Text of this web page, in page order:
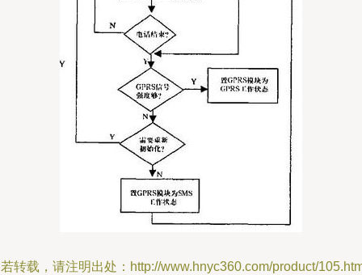
转载，请注明出处：http://www.hnyc360.com/product/